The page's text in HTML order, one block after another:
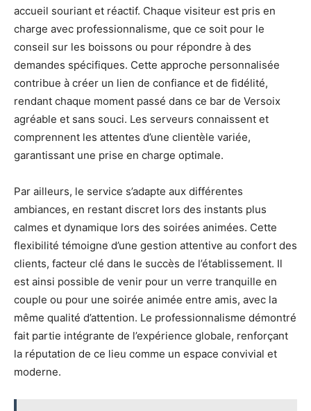
accueil souriant et réactif. Chaque visiteur est pris en
charge avec professionnalisme, que ce soit pour le
conseil sur les boissons ou pour répondre à des
demandes spécifiques. Cette approche personnalisée
contribue à créer un lien de confiance et de fidélité,
rendant chaque moment passé dans ce bar de Versoix
agréable et sans souci. Les serveurs connaissent et
comprennent les attentes d’une clientèle variée,
garantissant une prise en charge optimale.
Par ailleurs, le service s’adapte aux différentes
ambiances, en restant discret lors des instants plus
calmes et dynamique lors des soirées animées. Cette
flexibilité témoigne d’une gestion attentive au confort des
clients, facteur clé dans le succès de l’établissement. Il
est ainsi possible de venir pour un verre tranquille en
couple ou pour une soirée animée entre amis, avec la
même qualité d’attention. Le professionnalisme démontré
fait partie intégrante de l’expérience globale, renforçant
la réputation de ce lieu comme un espace convivial et
moderne.